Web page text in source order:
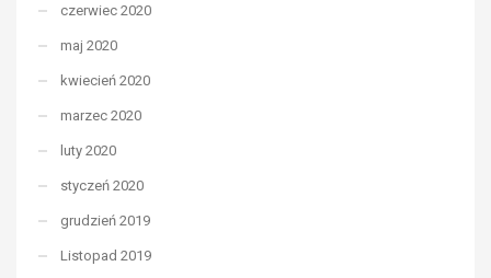
czerwiec 2020
maj 2020
kwiecień 2020
marzec 2020
luty 2020
styczeń 2020
grudzień 2019
Listopad 2019